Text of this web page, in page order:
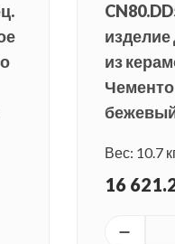
изделие
из
Вес: 10.7
16